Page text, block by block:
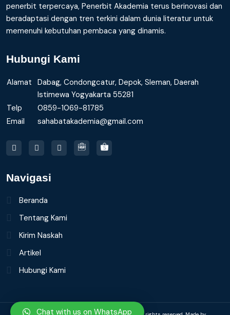
penerbit terpercaya, Penerbit Akademia terus berinovasi dan
beradaptasi dengan tren terkini dalam dunia literatur untuk
memenuhi kebutuhan pembaca yang dinamis.
Hubungi Kami
Alamat Dabag, Condongcatur, Depok, Sleman, Daerah
Istimewa Yogyakarta 55281
Telp
0859-1069-81785
Email
sahabatakademia@gmail.com
Navigasi
Beranda
Tentang Kami
Kirim Naskah
Artikel
Hubungi Kami
Chat with us on WhatsApp